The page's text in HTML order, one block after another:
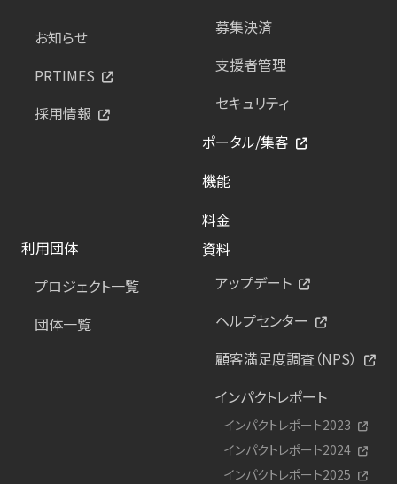
お知らせ
PRTIMES
採用情報
募集決済
支援者管理
セキュリティ
ポータル/集客
機能
料金
利用団体
プロジェクト一覧
団体一覧
資料
アップデート
ヘルプセンター
顧客満足度調査（NPS）
インパクトレポート
インパクトレポート2023
インパクトレポート2024
インパクトレポート2025